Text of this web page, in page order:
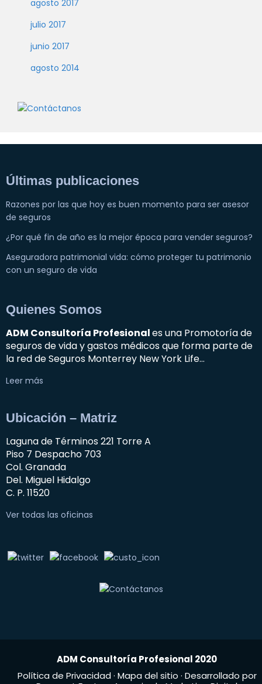
agosto 2017
julio 2017
junio 2017
agosto 2014
Últimas publicaciones
Razones por las que hoy es buen momento para ser asesor
de seguros
¿Por qué fin de año es la mejor época para vender seguros?
Aseguradora patrimonial vida: cómo proteger tu patrimonio
con un seguro de vida
Quienes Somos
ADM Consultoría Profesionales una Promotoría de
seguros de vida y gastos médicos que forma parte de
la red de Seguros Monterrey New York Life…
Leer más
Ubicación – Matriz
Laguna de Términos 221 Torre A
Piso 7 Despacho 703
Col. Granada
Del. Miguel Hidalgo
C. P. 11520
Ver todas las oficinas
ADM Consultoría Profesional 2020
Política de Privacidad · Mapa del sitio · Desarrollado por